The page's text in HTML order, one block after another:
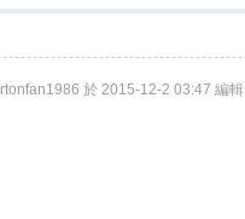
於 2015-12-2 03:47 編輯